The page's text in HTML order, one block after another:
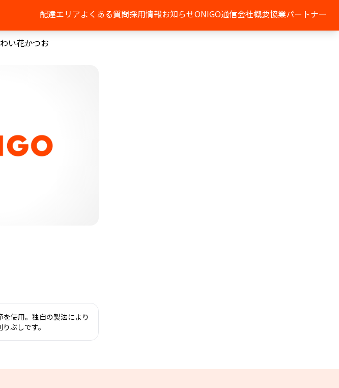
配達エリアよくある質問採用情報お知らせONIGO通信会社概要協業パートナー
い花かつお
使用。独自の製法により
ぶしです。